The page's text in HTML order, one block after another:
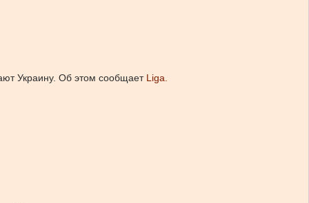
Украину. Об этом сообщает Liga.